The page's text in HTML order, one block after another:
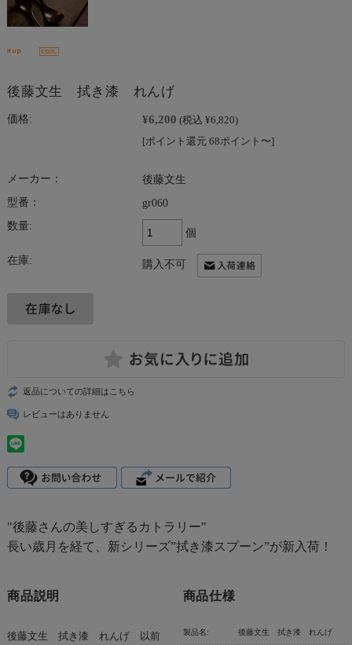
後藤文生 拭き漆 れんげ
価格: ¥6,200 (税込 ¥6,820)
[ポイント還元 68ポイント〜]
メーカー：
後藤文生
型番：
gr060
数量:
個
在庫: 購入不可
返品についての詳細はこちら
レビューはありません
"後藤さんの美しすぎるカトラリー"
長い歳月を経て、新シリーズ”拭き漆スプーン”が新入荷！
商品説明
後藤文生 拭き漆 れんげ 以前
商品仕様
製品名: 後藤文生 拭き漆 れんげ